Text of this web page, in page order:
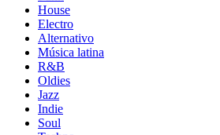
House
Electro
Alternativo
Música latina
R&B
Oldies
Jazz
Indie
Soul